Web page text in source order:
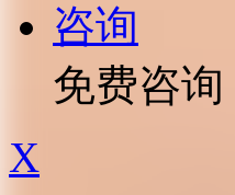
咨询
免费咨询
X